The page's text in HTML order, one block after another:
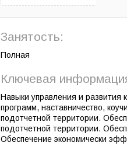
Занятость:
Полная
Ключевая
Навыки управления и
программ, наставничество,
подотчетной территории.
подотчетной территории.
Обеспечение экономически